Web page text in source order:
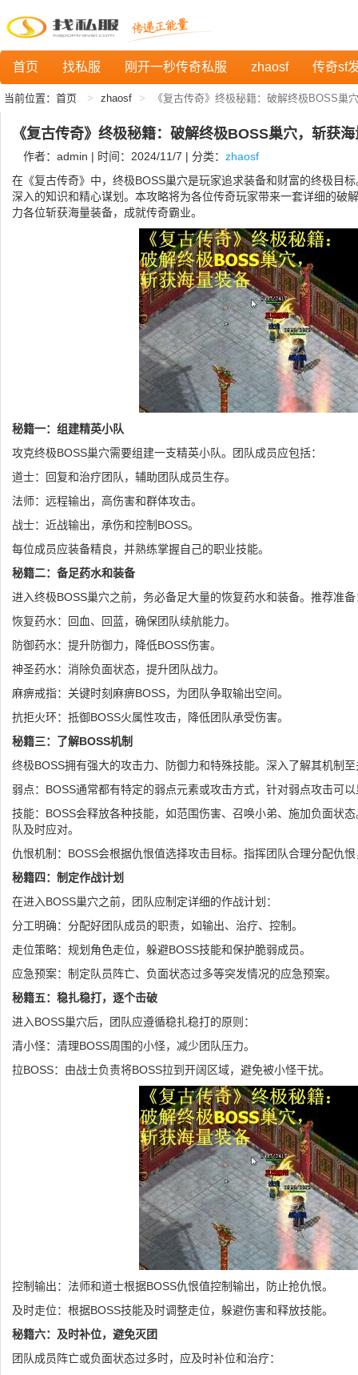
首页 找私服 刚开一秒传奇私服 zhaosf 传奇sf
当前位置： 首页 zhaosf 《复古传奇》终极秘籍：破解终极BOSS巢
《复古传奇》终极秘籍：破解终极BOSS巢穴，斩获
作者：admin | 时间：2024/11/7 | 分类： zhaosf
在《复古传奇》中，终极BOSS巢穴是玩家追求装备和财富的终极目
深入的知识和精心谋划。本攻略将为各位传奇玩家带来一套详细的破
力各位斩获海量装备，成就传奇霸业。
秘籍一：组建精英小队
攻克终极BOSS巢穴需要组建一支精英小队。团队成员应包括：
道士：回复和治疗团队，辅助团队成员生存。
法师：远程输出，高伤害和群体攻击。
战士：近战输出，承伤和控制BOSS。
每位成员应装备精良，并熟练掌握自己的职业技能。
秘籍二：备足药水和装备
进入终极BOSS巢穴之前，务必备足大量的恢复药水和装备。推荐准备
恢复药水：回血、回蓝，确保团队续航能力。
防御药水：提升防御力，降低BOSS伤害。
神圣药水：消除负面状态，提升团队战力。
麻痹戒指：关键时刻麻痹BOSS，为团队争取输出空间。
抗拒火环：抵御BOSS火属性攻击，降低团队承受伤害。
秘籍三：了解BOSS机制
终极BOSS拥有强大的攻击力、防御力和特殊技能。深入了解其机制
弱点：BOSS通常都有特定的弱点元素或攻击方式，针对弱点攻击可
技能：BOSS会释放各种技能，如范围伤害、召唤小弟、施加负面状
队及时应对。
仇恨机制：BOSS会根据仇恨值选择攻击目标。指挥团队合理分配仇
秘籍四：制定作战计划
在进入BOSS巢穴之前，团队应制定详细的作战计划：
分工明确：分配好团队成员的职责，如输出、治疗、控制。
走位策略：规划角色走位，躲避BOSS技能和保护脆弱成员。
应急预案：制定队员阵亡、负面状态过多等突发情况的应急预案。
秘籍五：稳扎稳打，逐个击破
进入BOSS巢穴后，团队应遵循稳扎稳打的原则：
清小怪：清理BOSS周围的小怪，减少团队压力。
拉BOSS：由战士负责将BOSS拉到开阔区域，避免被小怪干扰。
控制输出：法师和道士根据BOSS仇恨值控制输出，防止抢仇恨。
及时走位：根据BOSS技能及时调整走位，躲避伤害和释放技能。
秘籍六：及时补位，避免灭团
团队成员阵亡或负面状态过多时，应及时补位和治疗：